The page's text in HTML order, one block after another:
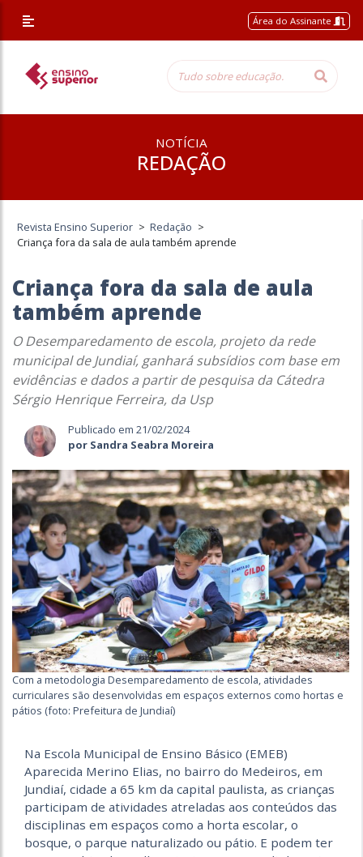
Área do Assinante
NOTÍCIA
REDAÇÃO
Revista Ensino Superior > Redação >
Criança fora da sala de aula também aprende
Criança fora da sala de aula
também aprende
O Desemparedamento de escola, projeto da rede
municipal de Jundiaí, ganhará subsídios com base em
evidências e dados a partir de pesquisa da Cátedra
Sérgio Henrique Ferreira, da Usp
Publicado em 21/02/2024
por Sandra Seabra Moreira
Com a metodologia Desemparedamento de escola, atividades
curriculares são desenvolvidas em espaços externos como hortas e
pátios (foto: Prefeitura de Jundiaí)
Na Escola Municipal de Ensino Básico (EMEB)
Aparecida Merino Elias, no bairro do Medeiros, em
Jundiaí, cidade a 65 km da capital paulista, as crianças
participam de atividades atreladas aos conteúdos das
disciplinas em espaços como a horta escolar, o
bosque, o parque naturalizado ou pátio. E podem ter